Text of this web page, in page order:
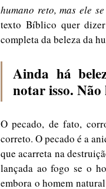
humano reto, mas ele
texto Bíblico quer
completa da beleza da
Ainda há
notar isso. Não
O pecado, de fato,
correto. O pecado é a
que acarreta na
lançada ao fogo se o
embora o homem